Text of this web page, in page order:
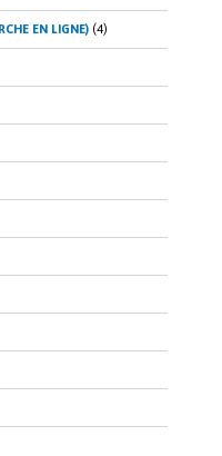
EN LIGNE) (4)